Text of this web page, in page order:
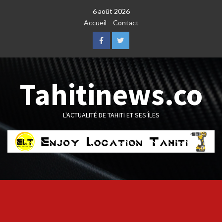
6 août 2026
Accueil
Contact
FacebookTwitter
Tahitinews.co
L'ACTUALITÉ DE TAHITI ET SES ÎLES